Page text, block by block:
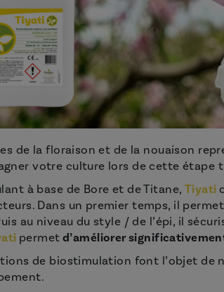
de la floraison et de la nouaison
votre culture lors de cette étape
à base de Bore et de Titane, Tiyati
Dans un premier temps, il
au niveau du style / de l’épi, il
permetd’améliorer
de biostimulation font l’objet de